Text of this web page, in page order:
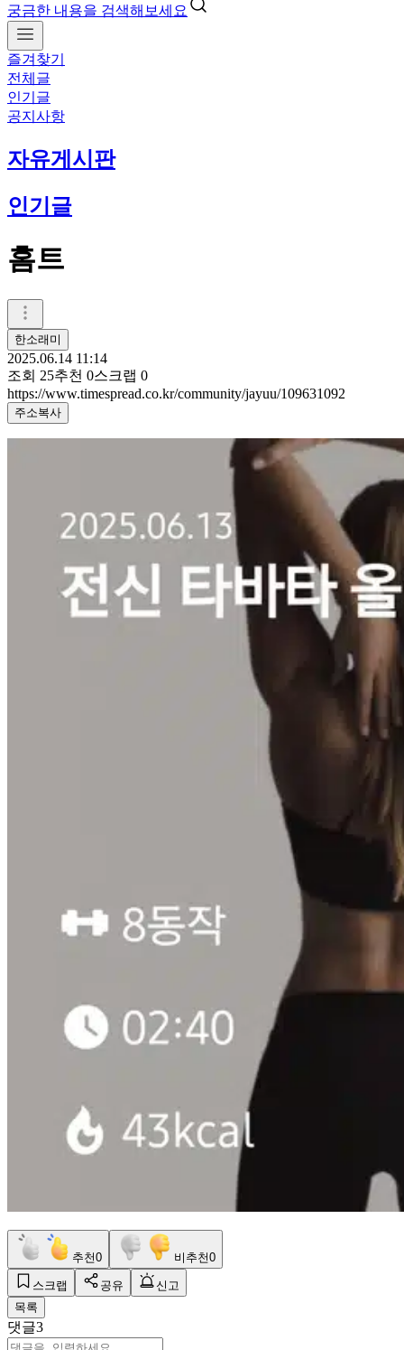
궁금한 내용을 검색해보세요
즐겨찾기
전체글
인기글
공지사항
자유게시판
인기글
홈트
한소래미
2025.06.14 11:14
조회 25추천 0스크랩 0
https://www.timespread.co.kr/community/jayuu/109631092
주소복사
추천0 비추천0
스크랩 공유
신고
목록
댓글3